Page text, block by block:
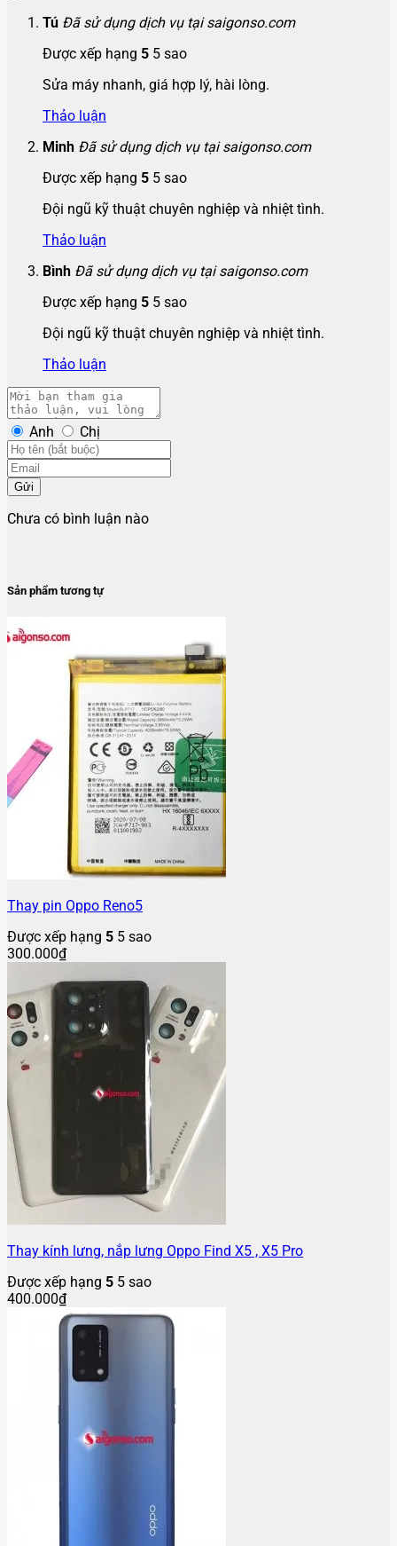
Tú Đã sử dụng dịch vụ tại saigonso.com
Được xếp hạng 5 5 sao
Sửa máy nhanh, giá hợp lý, hài lòng.
Thảo luận
Minh Đã sử dụng dịch vụ tại saigonso.com
Được xếp hạng 5 5 sao
Đội ngũ kỹ thuật chuyên nghiệp và nhiệt tình.
Thảo luận
Bình Đã sử dụng dịch vụ tại saigonso.com
Được xếp hạng 5 5 sao
Đội ngũ kỹ thuật chuyên nghiệp và nhiệt tình.
Thảo luận
Anh Chị
Gửi
Chưa có bình luận nào
Sản phẩm tương tự
Thay pin Oppo Reno5
Được xếp hạng 5 5 sao
300.000₫
Thay kính lưng, nắp lưng Oppo Find X5 , X5 Pro
Được xếp hạng 5 5 sao
400.000₫